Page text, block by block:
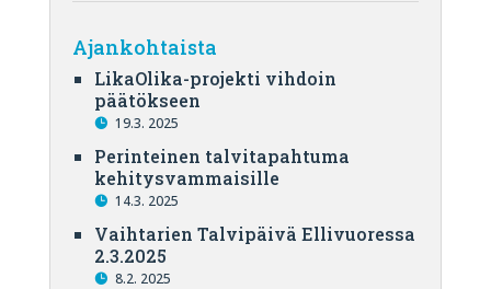
Ajankohtaista
LikaOlika-projekti vihdoin
päätökseen
19.3. 2025
Perinteinen talvitapahtuma
kehitysvammaisille
14.3. 2025
Vaihtarien Talvipäivä Ellivuoressa
2.3.2025
8.2. 2025